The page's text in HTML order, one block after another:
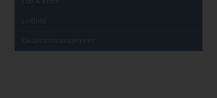
Leitbild
Qualitätsmanagement